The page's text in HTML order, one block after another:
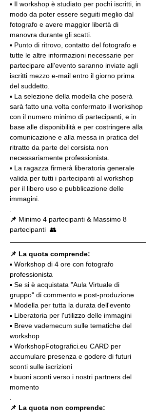
▪️ Il workshop è studiato per pochi iscritti, in
modo da poter essere seguiti meglio dal
fotografo e avere maggior libertà di
manovra durante gli scatti.
▪️ Punto di ritrovo, contatto del fotografo e
tutte le altre informazioni necessarie per
partecipare all'evento saranno inviate agli
iscritti mezzo e-mail entro il giorno prima
del suddetto.
▪️ La selezione della modella che poserà
sarà fatto una volta confermato il workshop
con il numero minimo di partecipanti, e in
base alle disponibilità e per costringere alla
comunicazione e alla messa in pratica del
ritratto da parte del corsista non
necessariamente professionista.
▪️ La ragazza firmerà liberatoria generale
valida per tutti i partecipanti al workshop
per il libero uso e pubblicazione delle
immagini.
📌 Minimo 4 partecipanti & Massimo 8
partecipanti  👥
📌 La quota comprende:
▪️ Workshop di 4 ore con fotografo
professionista
▪️ Se si è acquistata "Aula Virtuale di
gruppo" di commento e post-produzione
▪️ Modella per tutta la durata dell'evento
▪️ Liberatoria per l'utilizzo delle immagini
▪️ Breve vademecum sulle tematiche del
workshop
▪️ WorkshopFotografici.eu CARD per
accumulare presenza e godere di futuri
sconti sulle iscrizioni
▪️ buoni sconti verso i nostri partners del
momento
📌 La quota non comprende: